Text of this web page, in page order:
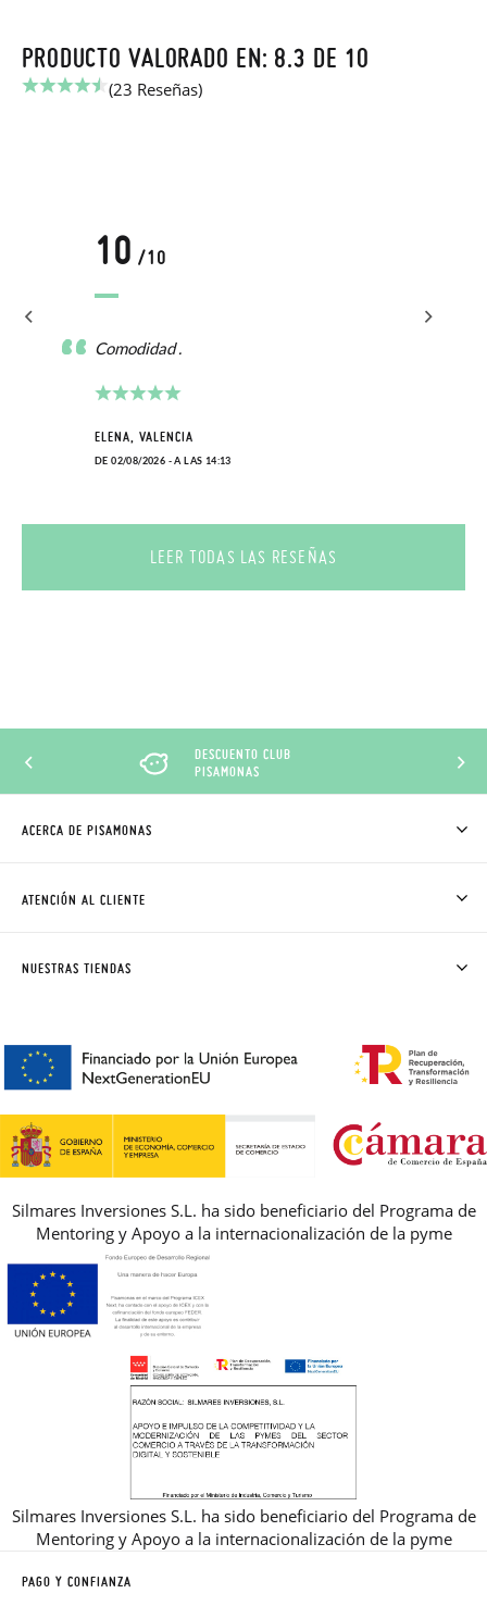
PRODUCTO VALORADO EN: 8.3 DE 10
(23 Reseñas)
10 /10
Comodidad .
ELENA, VALENCIA
DE 02/08/2026 - A LAS 14:13
LEER TODAS LAS RESEÑAS
DESCUENTO CLUB
PISAMONAS
ACERCA DE PISAMONAS
CÓMO COMPRAR
AVISO LEGAL, PRIVACIDAD Y COOKIES
REBAJAS
ATENCIÓN AL CLIENTE
PREGUNTAS FRECUENTES
NUESTRAS TIENDAS
Silmares Inversiones S.L. ha sido beneficiario del Programa de
Mentoring y Apoyo a la internacionalización de la pyme
Silmares Inversiones S.L. ha sido beneficiario del Programa de
Mentoring y Apoyo a la internacionalización de la pyme
PAGO Y CONFIANZA